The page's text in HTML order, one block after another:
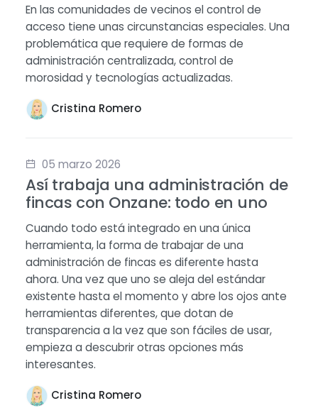
En las comunidades de vecinos el control de
acceso tiene unas circunstancias especiales. Una
problemática que requiere de formas de
administración centralizada, control de
morosidad y tecnologías actualizadas.
Cristina Romero
05 marzo 2026
Así trabaja una administración de
fincas con Onzane: todo en uno
Cuando todo está integrado en una única
herramienta, la forma de trabajar de una
administración de fincas es diferente hasta
ahora. Una vez que uno se aleja del estándar
existente hasta el momento y abre los ojos ante
herramientas diferentes, que dotan de
transparencia a la vez que son fáciles de usar,
empieza a descubrir otras opciones más
interesantes.
Cristina Romero